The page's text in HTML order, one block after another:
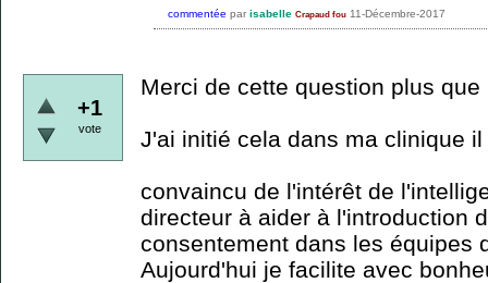
commentée par isabelle Crapaud fou 11-Décembre-2017
+1
vote
Merci de cette question plus que
J'ai initié cela dans ma clinique
convaincu de l'intérêt de
directeur à aider à l'introduction
consentement dans les équipes
Aujourd'hui je facilite avec